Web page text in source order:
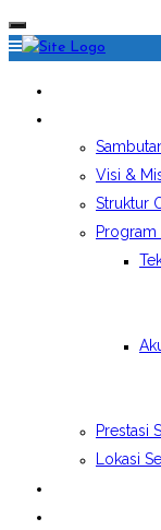
Visi &
Struktur
Program
Prestasi
Lokasi